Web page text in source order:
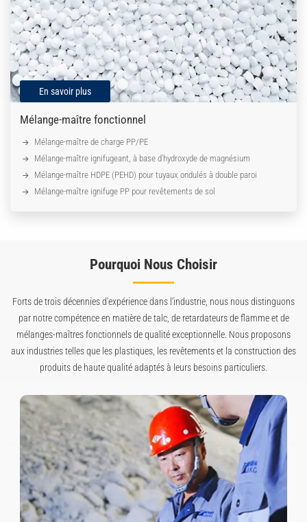
En savoir plus
Mélange-maître fonctionnel
Mélange-maître de charge PP/PE
Mélange-maître ignifugeant, à base d'hydroxyde de magnésium
Mélange-maître HDPE (PEHD) pour tuyaux ondulés à double paroi
Mélange-maître ignifuge PP pour revêtements de sol
Pourquoi Nous Choisir
Forts de trois décennies d'expérience dans l’industrie, nous nous distinguons
par notre compétence en matière de talc, de retardateurs de flamme et de
mélanges-maîtres fonctionnels de qualité exceptionnelle. Nous proposons
aux industries telles que les plastiques, les revêtements et la construction des
produits de haute qualité adaptés à leurs besoins particuliers.